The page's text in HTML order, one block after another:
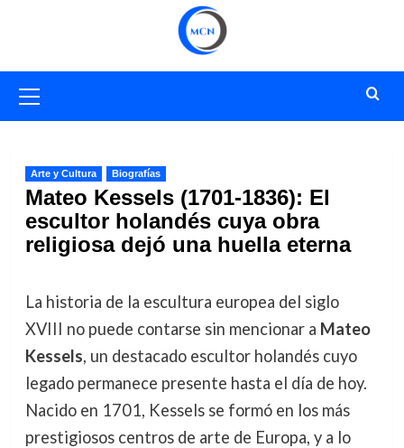
primario
Arte y Cultura Biografías
Mateo Kessels (1701-1836): El
escultor holandés cuya obra
religiosa dejó una huella eterna
La historia de la escultura europea del siglo
XVIII no puede contarse sin mencionar a Mateo
Kessels, un destacado escultor holandés cuyo
legado permanece presente hasta el día de hoy.
Nacido en 1701, Kessels se formó en los más
prestigiosos centros de arte de Europa, y a lo